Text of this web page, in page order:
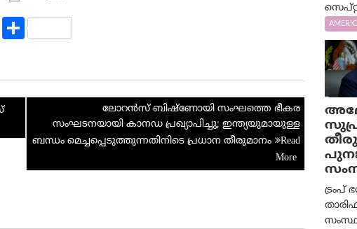
R S
e
ലോറൻസ് ബിഷ്‌ണോയി സംഘത്തെ ഭീകര
സംഘടനയായി കാനഡ പ്രഖ്യാപിച്ചു; ഇന്ത്യയുമായുള്ള
ബന്ധം മെച്ചപ്പെടുത്തുന്നതിനിടെ പ്രധാന തീരുമാനം
ട്രംപ്